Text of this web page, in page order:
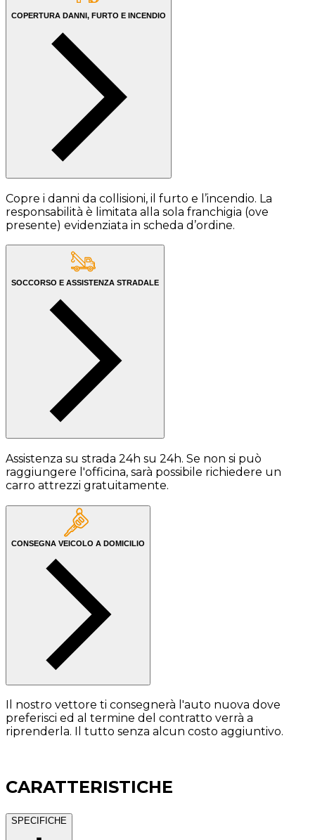
COPERTURA DANNI, FURTO E INCENDIO
Copre i danni da collisioni, il furto e l’incendio. La
responsabilità è limitata alla sola franchigia (ove
presente) evidenziata in scheda d’ordine.
SOCCORSO E ASSISTENZA STRADALE
Assistenza su strada 24h su 24h. Se non si può
raggiungere l'officina, sarà possibile richiedere un
carro attrezzi gratuitamente.
CONSEGNA VEICOLO A DOMICILIO
Il nostro vettore ti consegnerà l'auto nuova dove
preferisci ed al termine del contratto verrà a
riprenderla. Il tutto senza alcun costo aggiuntivo.
CARATTERISTICHE
SPECIFICHE